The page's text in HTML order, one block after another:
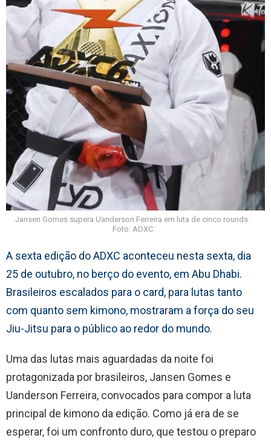
Jansen Gomes supera Uanderson Ferreira em luta de cinco rounds.
Foto: ADXC
A sexta edição do ADXC aconteceu nesta sexta, dia
25 de outubro, no berço do evento, em Abu Dhabi.
Brasileiros escalados para o card, para lutas tanto
com quanto sem kimono, mostraram a força do seu
Jiu-Jitsu para o público ao redor do mundo.
Uma das lutas mais aguardadas da noite foi
protagonizada por brasileiros, Jansen Gomes e
Uanderson Ferreira, convocados para compor a luta
principal de kimono da edição. Como já era de se
esperar, foi um confronto duro, que testou o preparo